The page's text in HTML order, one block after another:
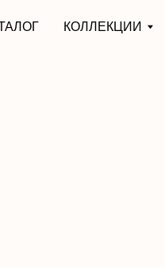
АТЕЛЬЕ
КОЛЛЕКЦИИ